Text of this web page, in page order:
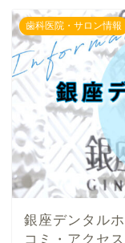
歯科医院・サロン情報
銀座デンタル
コミ・アクセス